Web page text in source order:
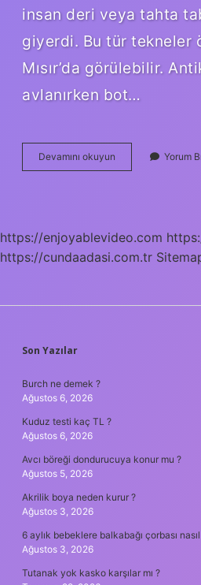
insan deri veya tahta
giyerdi. Bu tür tekneler
Mısır’da görülebilir.
avlanırken bot…
Devamını okuyun Ayakkabı
Kim
Yorum
https://enjoyablevideo.com
https://cundaadasi.com.tr
SIDEBAR
Son Yazılar
Burch ne demek ?
Ağustos 6, 2026
Kuduz testi kaç TL ?
Ağustos 6, 2026
Avcı böreği dondurucuya konur mu ?
Ağustos 5, 2026
Akrilik boya neden kurur ?
Ağustos 3, 2026
6 aylık bebeklere balkabağı çorbası nasıl
Ağustos 3, 2026
Tutanak yok kasko karşılar mı ?